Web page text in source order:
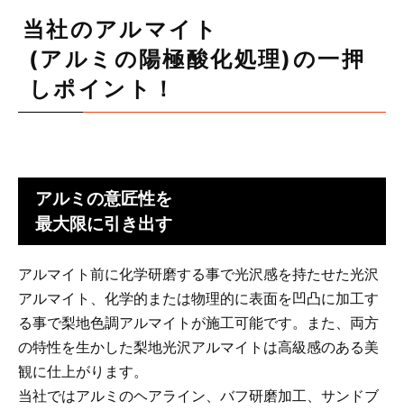
当社のアルマイト
(アルミの陽極酸化処理)の一押
しポイント！
アルミの意匠性を
最大限に引き出す
アルマイト前に化学研磨する事で光沢感を持たせた光沢
アルマイト、化学的または物理的に表面を凹凸に加工す
る事で梨地色調アルマイトが施工可能です。また、両方
の特性を生かした梨地光沢アルマイトは高級感のある美
観に仕上がります。
当社ではアルミのヘアライン、バフ研磨加工、サンドブ